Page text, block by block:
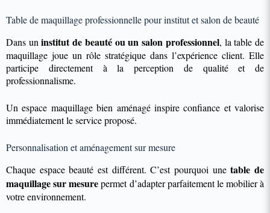
Table de maquillage professionnelle pour institut et salon de beauté
Dans uninstitut de beauté ou un salon professionnel, la table de
maquillage joue un rôle stratégique dans l’expérience client. Elle
participe directement à la perception de qualité et de
professionnalisme.
Un espace maquillage bien aménagé inspire confiance et valorise
immédiatement le service proposé.
Personnalisation et aménagement sur mesure
Chaque espace beauté est différent. C’est pourquoi unetable de
maquillage sur mesurepermet d’adapter parfaitement le mobilier à
votre environnement.